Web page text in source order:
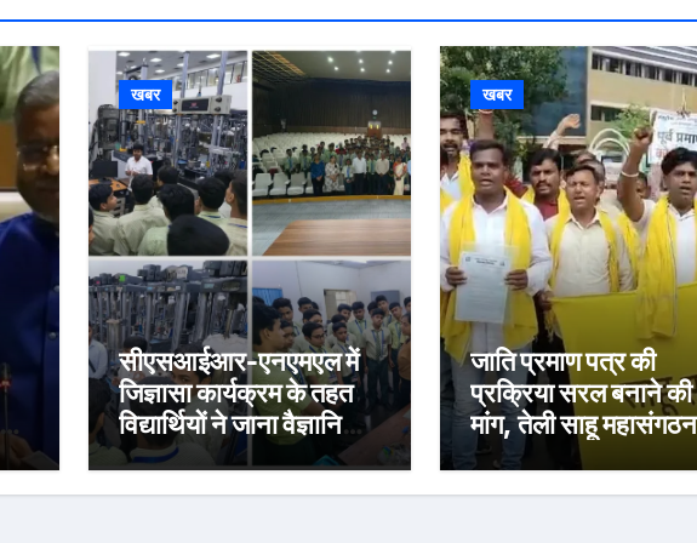
खबर
सीएसआईआर-एनएमएल में
जिज्ञासा कार्यक्रम के तहत
विद्यार्थियों ने जाना वैज्ञानिक
अनुसंधान का संसार
खबर
जाति प्रमाण पत्र की
प्रक्रिया सरल बनाने की
मांग, तेली साहू
उपायुक्त कार्यालय पर
प्रदर्शन